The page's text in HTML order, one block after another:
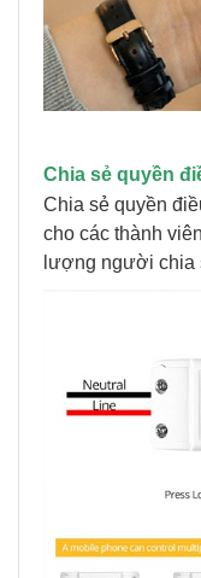
Chia sẻ quyền
Chia sẻ quyền
cho các thành
lượng người chia